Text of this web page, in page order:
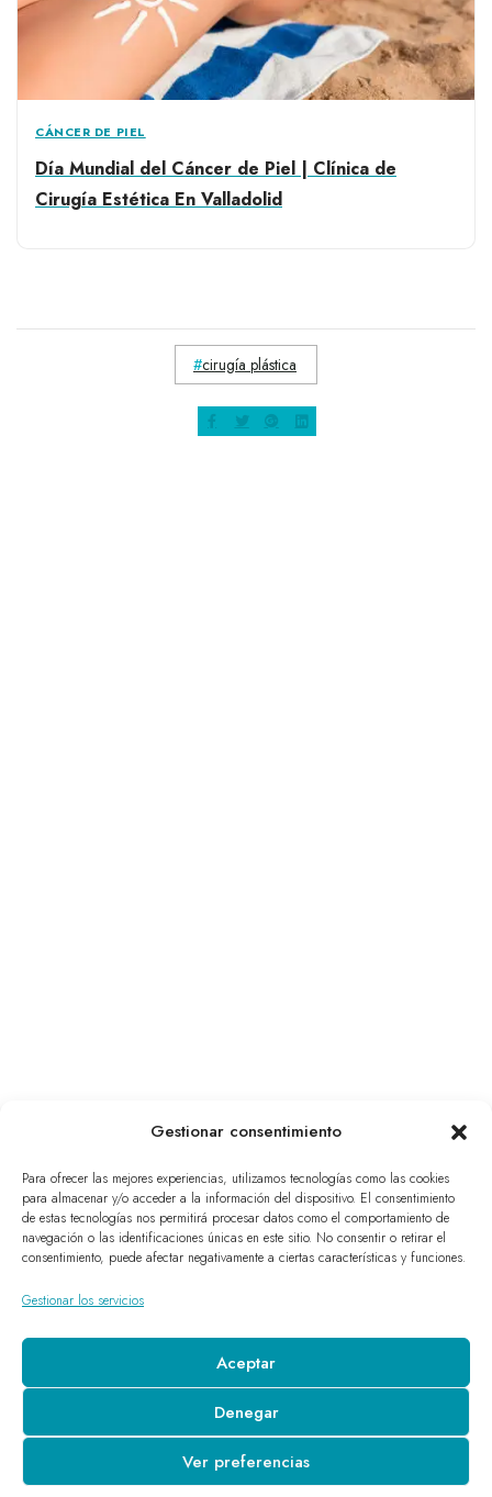
Gestionar consentimiento
Para ofrecer las mejores experiencias, utilizamos tecnologías como las cookies
para almacenar y/o acceder a la información del dispositivo. El consentimiento
de estas tecnologías nos permitirá procesar datos como el comportamiento de
navegación o las identificaciones únicas en este sitio. No consentir o retirar el
consentimiento, puede afectar negativamente a ciertas características y funciones.
Gestionar los servicios
Aceptar
Denegar
Ver preferencias
CÁNCER DE PIEL
Día Mundial del Cáncer de Piel | Clínica de
Cirugía Estética En Valladolid
cirugía plástica